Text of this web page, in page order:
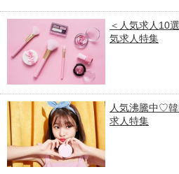
＜人気求人10
気求人特集
人気沸騰中♡
求人特集